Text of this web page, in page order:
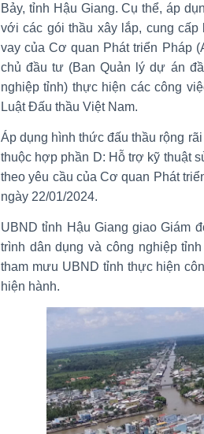
Bảy, tỉnh Hậu Giang. Cụ thể, áp
với các gói thầu xây lắp, cung
vay của Cơ quan Phát triển Pháp
chủ đầu tư (Ban Quản lý dự án
nghiệp tỉnh) thực hiện các công
Luật Đấu thầu Việt Nam.
Áp dụng hình thức đấu thầu rộng
thuộc hợp phần D: Hỗ trợ kỹ thuật
theo yêu cầu của Cơ quan Phát
ngày 22/01/2024.
UBND tỉnh Hậu Giang giao Giám
trình dân dụng và công nghiệp
tham mưu UBND tỉnh thực hiện
hiện hành.